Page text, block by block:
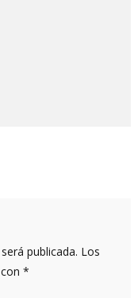
publicada. Los
*